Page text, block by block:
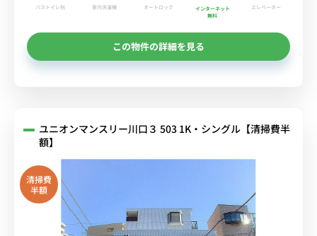
バストイレ別 室内洗濯機 オートロック
インターネット
無料
エレベーター
この物件の詳細を見る
ユニオンマンスリー川口３ 503 1K・シングル【清掃費半
額】
清掃費
半額